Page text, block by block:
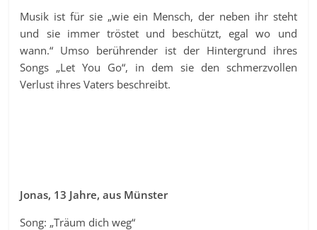
Musik ist für sie „wie ein Mensch, der neben ihr steht
und sie immer tröstet und beschützt, egal wo und
wann.“ Umso berührender ist der Hintergrund ihres
Songs „Let You Go“, in dem sie den schmerzvollen
Verlust ihres Vaters beschreibt.
Jonas, 13 Jahre, aus Münster
Song: „Träum dich weg“